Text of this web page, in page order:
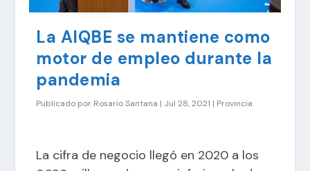
La AIQBE se mantiene como
motor de empleo durante la
pandemia
Publicado por Rosario Santana | Jul 28, 2021 | Provincia
La cifra de negocio llegó en 2020 a los